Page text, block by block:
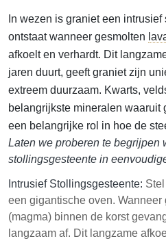
In wezen is graniet een
ontstaat wanneer gesmolten
afkoelt en verhardt. Dit
jaren duurt, geeft graniet zijn
extreem duurzaam. Kwarts,
belangrijkste mineralen waaruit
een belangrijke rol in hoe de
Laten we proberen te begrijpen
stollingsgesteente in
Intrusief Stollingsgesteente:
een gigantische oven.
(magma) binnen de korst
langzaam af. Dit langzame